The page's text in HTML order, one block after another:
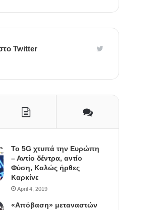
Twitter
To 5G χτυπά την Ευρώπη
– Αντίο δέντρα, αντίο
Φύση, Καλώς ήρθες
Καρκίνε
April 4, 2019
«Απόβαση» μεταναστών